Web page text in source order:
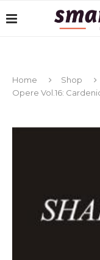
Home Shop
Opere Vol.16: